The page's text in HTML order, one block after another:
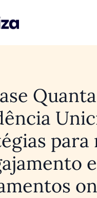
Quanta
para